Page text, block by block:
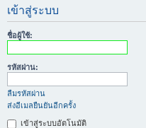
เข้าสู่ระบบ
ชื่อผู้ใช้:
รหัสผ่าน:
ลืมรหัสผ่าน
ส่งอีเมลยืนยันอีกครั้ง
เข้าสู่ระบบอัตโนมัติ